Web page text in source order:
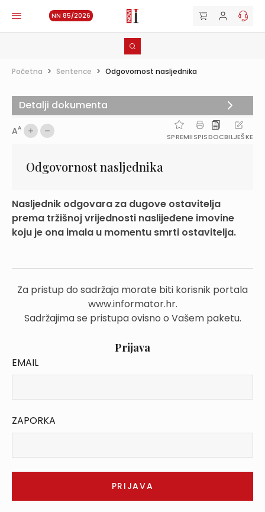
NN 85/2026
Početna > Sentence > Odgovornost nasljednika
AA
SPREMIISPISDOCBILJEŠKE
Odgovornost nasljednika
Nasljednik odgovara za dugove ostavitelja
prema tržišnoj vrijednosti naslijeđene imovine
koju je ona imala u momentu smrti ostavitelja.
Za pristup do sadržaja morate biti korisnik portala
www.informator.hr.
Sadržajima se pristupa ovisno o Vašem paketu.
Prijava
EMAIL
ZAPORKA
Detalji dokumenta